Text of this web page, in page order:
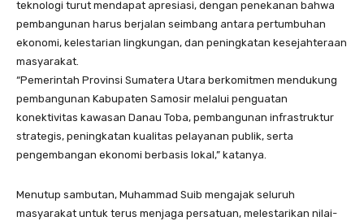
teknologi turut mendapat apresiasi, dengan penekanan bahwa
pembangunan harus berjalan seimbang antara pertumbuhan
ekonomi, kelestarian lingkungan, dan peningkatan kesejahteraan
masyarakat.
“Pemerintah Provinsi Sumatera Utara berkomitmen mendukung
pembangunan Kabupaten Samosir melalui penguatan
konektivitas kawasan Danau Toba, pembangunan infrastruktur
strategis, peningkatan kualitas pelayanan publik, serta
pengembangan ekonomi berbasis lokal,” katanya.
Menutup sambutan, Muhammad Suib mengajak seluruh
masyarakat untuk terus menjaga persatuan, melestarikan nilai-